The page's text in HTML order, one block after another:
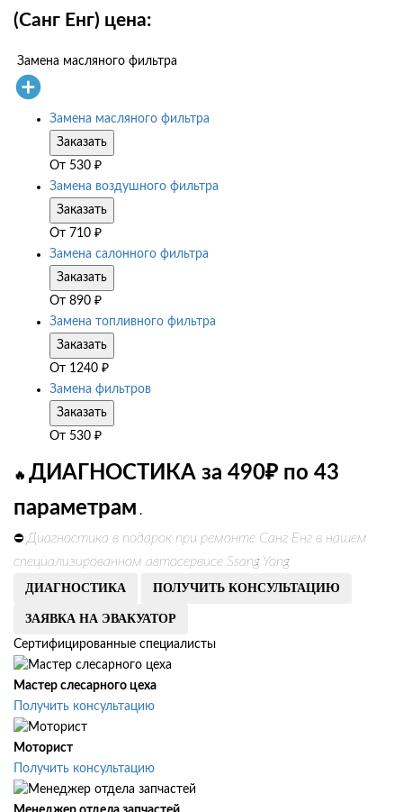
(Санг Енг) цена:
Замена масляного фильтра
Замена масляного фильтра
Заказать
От 530 ₽
Замена воздушного фильтра
Заказать
От 710 ₽
Замена салонного фильтра
Заказать
От 890 ₽
Замена топливного фильтра
Заказать
От 1240 ₽
Замена фильтров
Заказать
От 530 ₽
🔥 ДИАГНОСТИКА за 490₽ по 43
параметрам .
⛔ Диагностика в подарок при ремонте Санг Енг в нашем
специализированном автосервисе Ssang Yong
ДИАГНОСТИКА ПОЛУЧИТЬ КОНСУЛЬТАЦИЮ
ЗАЯВКА НА ЭВАКУАТОР
Сертифицированные специалисты
Мастер слесарного цеха
Получить консультацию
Моторист
Получить консультацию